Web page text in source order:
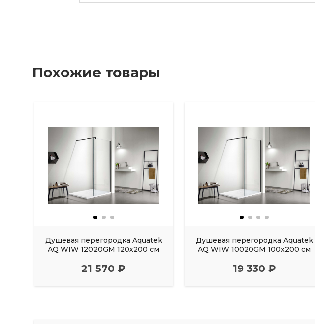
Похожие товары
Душевая перегородка Aquatek
AQ WIW 12020GM 120х200 см
21 570 ₽
Душевая перегородка Aquatek
AQ WIW 10020GM 100х200 см
19 330 ₽